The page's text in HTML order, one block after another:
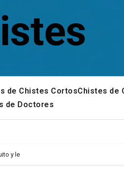
de Chistes CortosChistes de
de Doctores
y le